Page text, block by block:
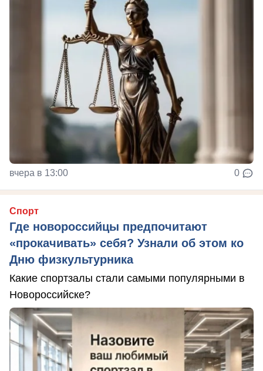
вчера в 13:00 0
Спорт
Где новороссийцы предпочитают
«прокачивать» себя? Узнали об этом ко
Дню физкультурника
Какие спортзалы стали самыми популярными в
Новороссийске?